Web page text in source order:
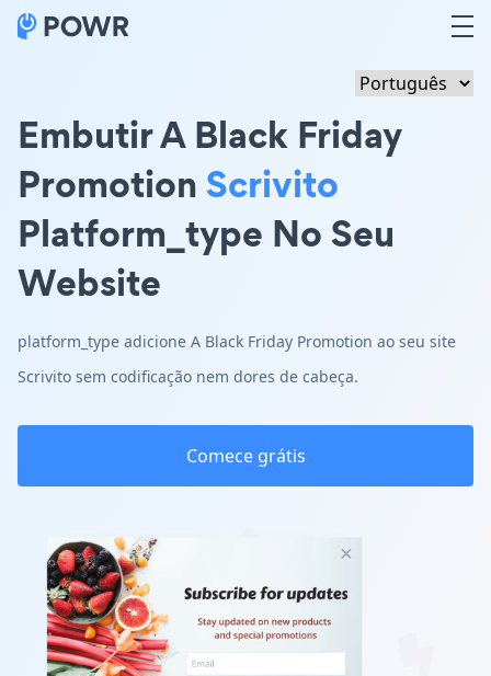
Embutir A Black Friday
PromotionScrivito
Platform_type No Seu
Website
platform_type adicione A Black Friday Promotion ao seu site
Scrivito sem codificação nem dores de cabeça.
Comece grátis